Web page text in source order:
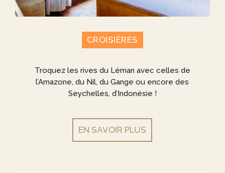
CROISIÈRES
Troquez les rives du Léman avec celles de
l’Amazone, du Nil, du Gange ou encore des
Seychelles, d’Indonésie !
EN SAVOIR PLUS